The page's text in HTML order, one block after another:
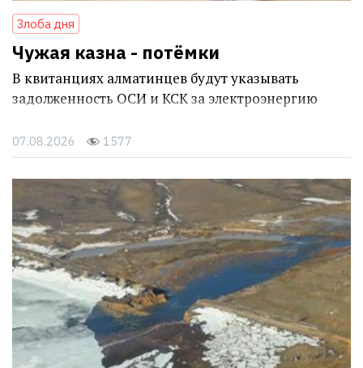
Злоба дня
Чужая казна - потёмки
В квитанциях алматинцев будут указывать
задолженность ОСИ и КСК за электроэнергию
07.08.2026 1577